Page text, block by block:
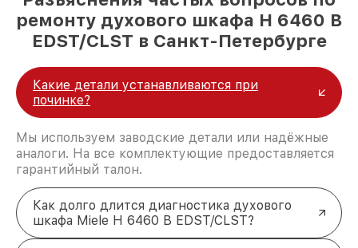
ремонту духового шкафа H 6460 B
EDST/CLST в Санкт-Петербурге
Какие детали устанавливаются при
починке?
Мы используем заводские детали или надёжные
аналоги. На все комплектующие предоставляется
гарантийный талон.
Как долго длится диагностика духового
шкафа Miele H 6460 B EDST/CLST?